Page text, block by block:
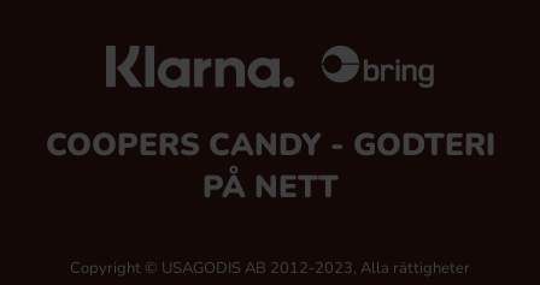
COOPERS CANDY - GODTERI
PÅ NETT
Copyright © USAGODIS AB 2012-2023, Alla rättigheter